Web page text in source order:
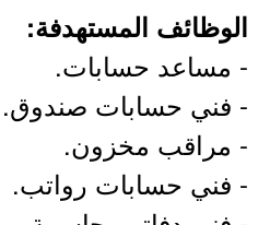
الوظائف المستهدفة:
- مساعد حسابات.
- فني حسابات صندوق.
- مراقب مخزون.
- فني حسابات رواتب.